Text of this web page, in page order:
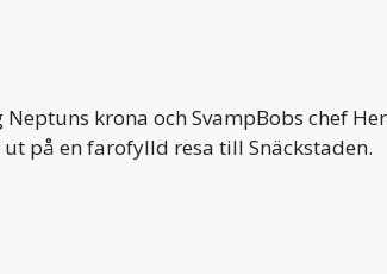
krona och SvampBobs chef
på en farofylld resa till Snäckstaden.